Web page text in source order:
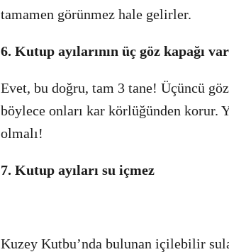
tamamen görünmez hale gelirler.
6. Kutup ayılarının üç göz kapağı
Evet, bu doğru, tam 3 tane! Üçüncü
böylece onları kar körlüğünden korur.
olmalı!
7. Kutup ayıları su içmez
Kuzey Kutbu’nda bulunan içilebilir